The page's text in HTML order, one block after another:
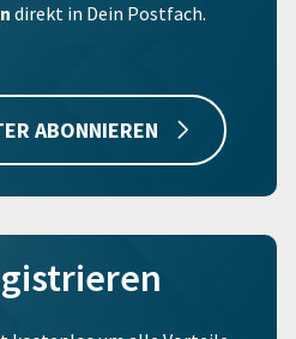
direkt in Dein Postfach.
ABONNIEREN